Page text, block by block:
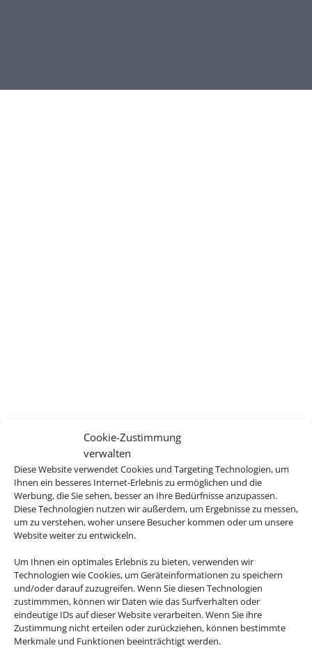
Cookie-Zustimmung
verwalten
Diese Website verwendet Cookies und Targeting Technologien, um
Ihnen ein besseres Internet-Erlebnis zu ermöglichen und die
Werbung, die Sie sehen, besser an Ihre Bedürfnisse anzupassen.
Diese Technologien nutzen wir außerdem, um Ergebnisse zu messen,
um zu verstehen, woher unsere Besucher kommen oder um unsere
Website weiter zu entwickeln.
Um Ihnen ein optimales Erlebnis zu bieten, verwenden wir
Technologien wie Cookies, um Geräteinformationen zu speichern
und/oder darauf zuzugreifen. Wenn Sie diesen Technologien
zustimmmen, können wir Daten wie das Surfverhalten oder
eindeutige IDs auf dieser Website verarbeiten. Wenn Sie ihre
Zustimmung nicht erteilen oder zurückziehen, können bestimmte
Merkmale und Funktionen beeinträchtigt werden.